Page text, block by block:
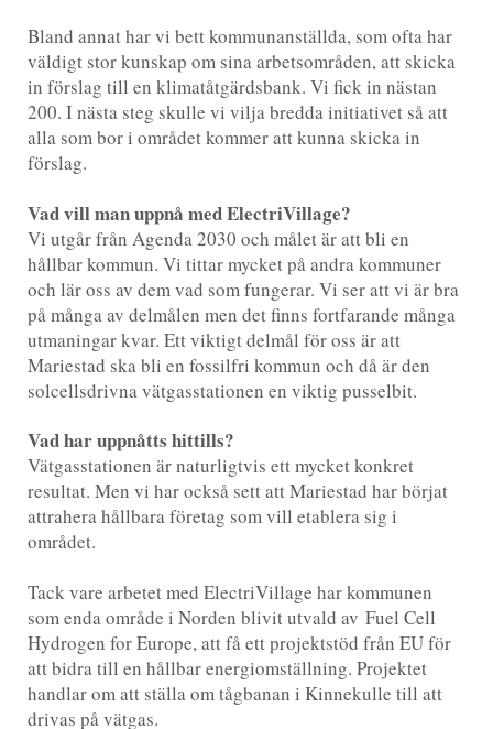
Bland annat har vi bett kommunanställda, som ofta har
väldigt stor kunskap om sina arbetsområden, att skicka
in förslag till en klimatåtgärdsbank. Vi fick in nästan
200. I nästa steg skulle vi vilja bredda initiativet så att
alla som bor i området kommer att kunna skicka in
förslag.
Vad vill man uppnå med ElectriVillage?
Vi utgår från Agenda 2030 och målet är att bli en
hållbar kommun. Vi tittar mycket på andra kommuner
och lär oss av dem vad som fungerar. Vi ser att vi är bra
på många av delmålen men det finns fortfarande många
utmaningar kvar. Ett viktigt delmål för oss är att
Mariestad ska bli en fossilfri kommun och då är den
solcellsdrivna vätgasstationen en viktig pusselbit.
Vad har uppnåtts hittills?
Vätgasstationen är naturligtvis ett mycket konkret
resultat. Men vi har också sett att Mariestad har börjat
attrahera hållbara företag som vill etablera sig i
området.
Tack vare arbetet med ElectriVillage har kommunen
som enda område i Norden blivit utvald av Fuel Cell
Hydrogen for Europe, att få ett projektstöd från EU för
att bidra till en hållbar energiomställning. Projektet
handlar om att ställa om tågbanan i Kinnekulle till att
drivas på vätgas.